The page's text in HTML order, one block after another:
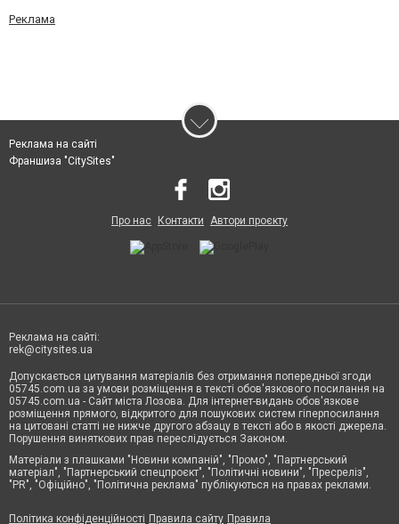
Реклама
Реклама на сайті
Франшиза "CitySites"
Про нас Контакти Автори проєкту
Реклама на сайті:
rek@citysites.ua
Допускається цитування матеріалів без отримання попередньої згоди
05745.com.ua за умови розміщення в тексті обов'язкового посилання на
05745.com.ua - Сайт міста Лозова. Для інтернет-видань обов'язкове
розміщення прямого, відкритого для пошукових систем гіперпосилання
на цитовані статті не нижче другого абзацу в тексті або в якості джерела.
Порушення виняткових прав переслідується Законом.
Матеріали з плашками "Новини компаній", "Промо", "Партнерський
матеріал", "Партнерський спецпроєкт", "Політичні новини", "Пресреліз",
"PR", "Офіційно", "Політична реклама" публікуються на правах реклами.
Політика конфіденційності Правила сайту Правила